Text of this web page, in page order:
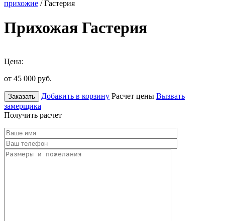
прихожие / Гастерия
Прихожая Гастерия
Цена:
от 45 000 руб.
Заказать Добавить в корзину Расчет цены Вызвать
замерщика
Получить расчет